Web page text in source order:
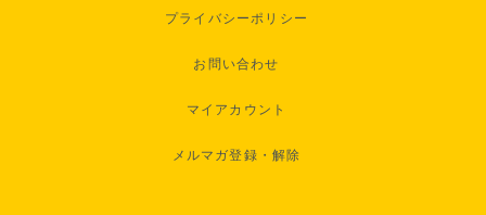
プライバシーポリシー
お問い合わせ
マイアカウント
メルマガ登録・解除